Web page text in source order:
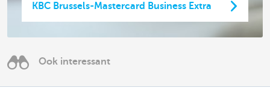
KBC Brussels-Mastercard Business Extra
Ook interessant